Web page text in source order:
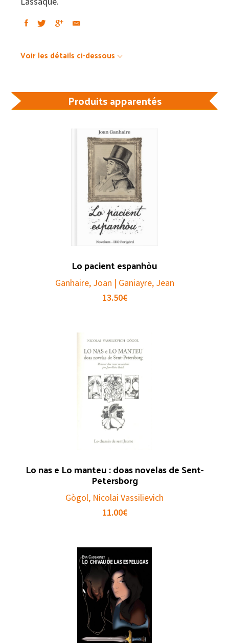
Voir les détails ci-dessous
Produits apparentés
Lo pacient espanhòu
Ganhaire, Joan | Ganiayre, Jean
13.50€
Lo nas e Lo manteu : doas novelas de Sent-
Petersborg
Gògol, Nicolai Vassilievich
11.00€